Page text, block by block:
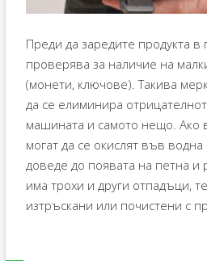
Преди да заредите продукта в
проверява за наличие на
(монети, ключове). Такива
да се елиминира
машината и самото нещо. Ако
могат да се окислят във
доведе до появата на петна и
има трохи и други отпадъци,
изтръскани или почистени с